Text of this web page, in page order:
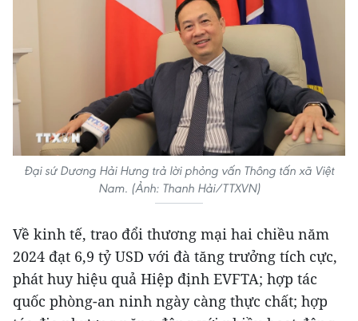
Đại sứ Dương Hải Hưng trả lời phỏng vấn Thông tấn xã Việt
Nam. (Ảnh: Thanh Hải/TTXVN)
Về kinh tế, trao đổi thương mại hai chiều năm
2024 đạt 6,9 tỷ USD với đà tăng trưởng tích cực,
phát huy hiệu quả Hiệp định EVFTA; hợp tác
quốc phòng-an ninh ngày càng thực chất; hợp